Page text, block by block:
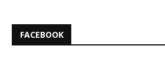
FACEBOOK